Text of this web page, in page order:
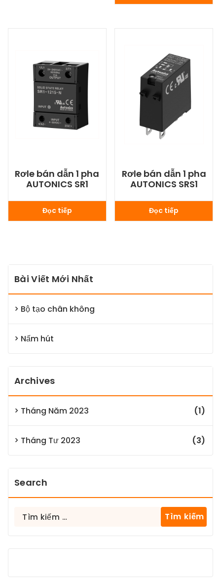
Rơle bán dẫn 1 pha
AUTONICS SR1
Đọc tiếp
Rơle bán dẫn 1 pha
AUTONICS SRS1
Đọc tiếp
Bài Viết Mới Nhất
Bộ tạo chân không
Nấm hút
Archives
Tháng Năm 2023 (1)
Tháng Tư 2023 (3)
Search
Tìm